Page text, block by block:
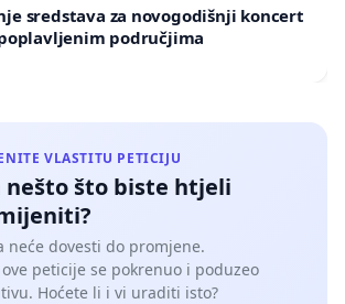
sredstava za novogodišnji koncert
područjima
VLASTITU PETICIJU
nešto što biste htjeli
neće dovesti do promjene.
peticije se pokrenuo i poduzeo
Hoćete li i vi uraditi isto?